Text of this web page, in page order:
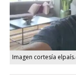
Imagen cortesía